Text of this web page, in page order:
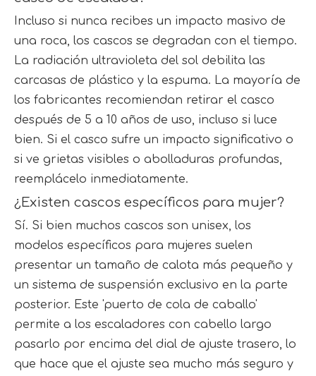
Incluso si nunca recibes un impacto masivo de
una roca, los cascos se degradan con el tiempo.
La radiación ultravioleta del sol debilita las
carcasas de plástico y la espuma. La mayoría de
los fabricantes recomiendan retirar el casco
después de 5 a 10 años de uso, incluso si luce
bien. Si el casco sufre un impacto significativo o
si ve grietas visibles o abolladuras profundas,
reemplácelo inmediatamente.
¿Existen cascos específicos para mujer?
Sí. Si bien muchos cascos son unisex, los
modelos específicos para mujeres suelen
presentar un tamaño de calota más pequeño y
un sistema de suspensión exclusivo en la parte
posterior. Este 'puerto de cola de caballo'
permite a los escaladores con cabello largo
pasarlo por encima del dial de ajuste trasero, lo
que hace que el ajuste sea mucho más seguro y